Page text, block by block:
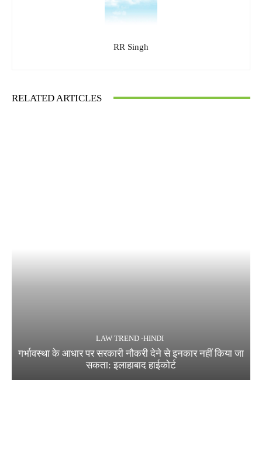
RR Singh
RELATED ARTICLES
LAW TREND -HINDI
गर्भावस्था के आधार पर सरकारी नौकरी देने से इनकार नहीं किया जा
सकता: इलाहाबाद हाईकोर्ट